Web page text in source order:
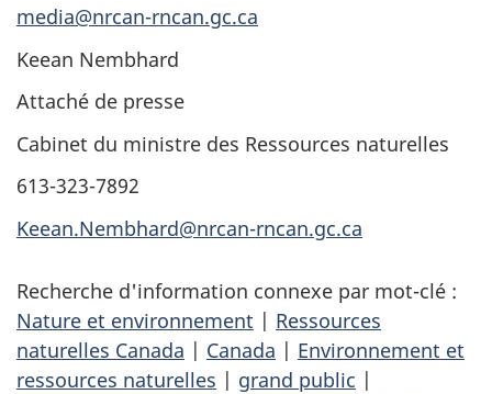
media@nrcan-rncan.gc.ca
Keean Nembhard
Attaché de presse
Cabinet du ministre des Ressources naturelles
613-323-7892
Keean.Nembhard@nrcan-rncan.gc.ca
Recherche d'information connexe par mot-clé :
Nature et environnement | Ressources
naturelles Canada | Canada | Environnement et
ressources naturelles | grand public |